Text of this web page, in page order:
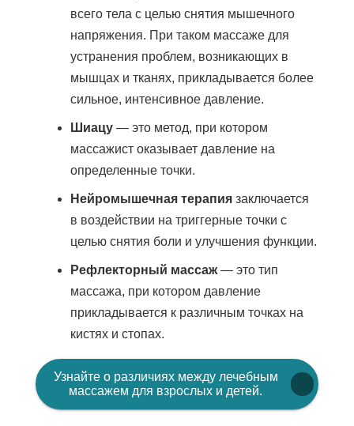
всего тела с целью снятия мышечного
напряжения. При таком массаже для
устранения проблем, возникающих в
мышцах и тканях, прикладывается более
сильное, интенсивное давление.
Шиацу— это метод, при котором
массажист оказывает давление на
определенные точки.
Нейромышечная терапиязаключается
в воздействии на триггерные точки с
целью снятия боли и улучшения функции.
Рефлекторный массаж— это тип
массажа, при котором давление
прикладывается к различным точках на
кистях и стопах.
Узнайте о различиях между лечебным
массажем для взрослых и детей. Ссылка
открывается